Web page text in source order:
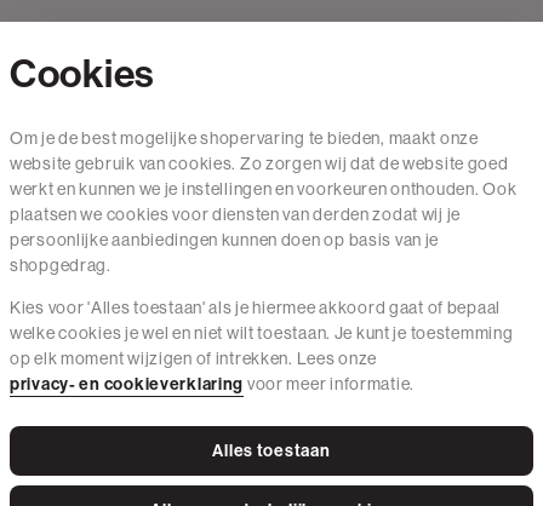
Mail ons
020 - 3412 650
Van maandag t/m vrijdag van 8.30 uur tot 18.00 uur.
Service
Wij zijn The Sting
Cookies
Om je de best mogelijke shopervaring te bieden, maakt onze
website gebruik van cookies. Zo zorgen wij dat de website goed
werkt en kunnen we je instellingen en voorkeuren onthouden. Ook
plaatsen we cookies voor diensten van derden zodat wij je
persoonlijke aanbiedingen kunnen doen op basis van je
shopgedrag.
Kies voor 'Alles toestaan' als je hiermee akkoord gaat of bepaal
welke cookies je wel en niet wilt toestaan. Je kunt je toestemming
op elk moment wijzigen of intrekken. Lees onze
privacy- en cookieverklaring voor meer informatie.
Alles toestaan